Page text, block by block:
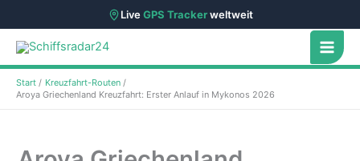
LiveGPS Trackerweltweit
Zum
Inhalt
springen
Start
Kreuzfahrt-Routen
Aroya Griechenland Kreuzfahrt: Erster Anlauf in Mykonos 2026